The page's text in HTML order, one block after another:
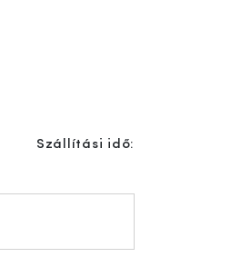
Szállítási idő: